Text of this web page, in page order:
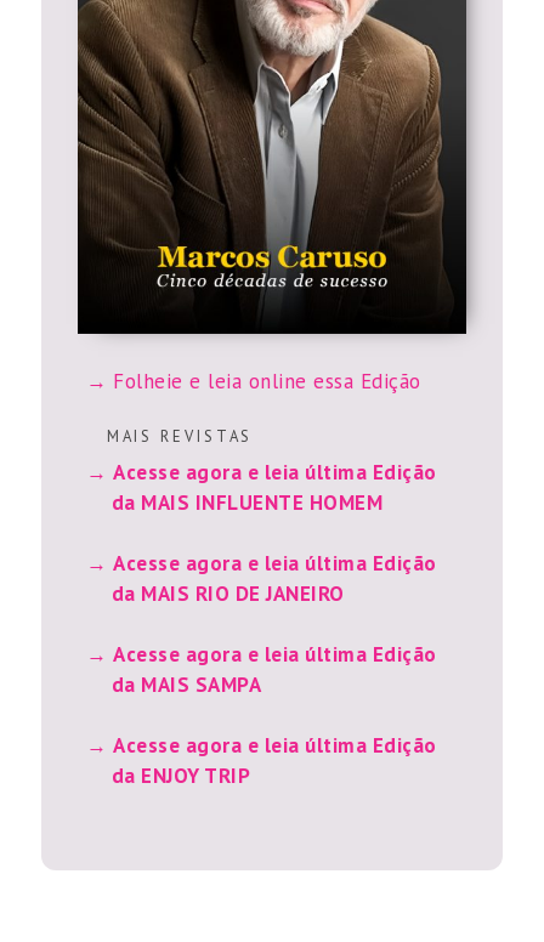
Folheie e leia online essa Edição
M A I S R E V I S T A S
Acesse agora e leia última Edição
da MAIS INFLUENTE HOMEM
Acesse agora e leia última Edição
da MAIS RIO DE JANEIRO
Acesse agora e leia última Edição
da MAIS SAMPA
Acesse agora e leia última Edição
da ENJOY TRIP